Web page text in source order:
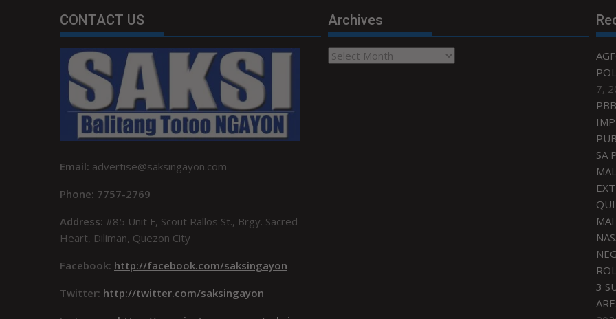
CONTACT US
Email: advertise@saksingayon.com
Phone: 7757-2769
Address: #85 Unit F, Scout Rallos St., Brgy. Sacred
Heart, Diliman, Quezon City
Facebook: http://facebook.com/saksingayon
Twitter: http://twitter.com/saksingayon
Archives
Archives
7,
SA
3